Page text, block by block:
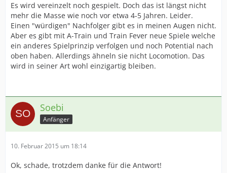
Es wird vereinzelt noch gespielt. Doch das ist längst nicht
mehr die Masse wie noch vor etwa 4-5 Jahren. Leider.
Einen "würdigen" Nachfolger gibt es in meinen Augen nicht.
Aber es gibt mit A-Train und Train Fever neue Spiele welche
ein anderes Spielprinzip verfolgen und noch Potential nach
oben haben. Allerdings ähneln sie nicht Locomotion. Das
wird in seiner Art wohl einzigartig bleiben.
Soebi
Anfänger
10. Februar 2015 um 18:14
Ok, schade, trotzdem danke für die Antwort!